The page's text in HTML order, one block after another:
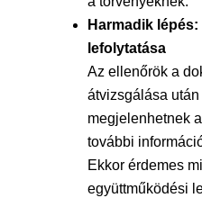
Harmadik
lefolytatása
Az ellenőrök a
átvizsgálása
megjelenhetnek
további
Ekkor érdemes
együttműködési